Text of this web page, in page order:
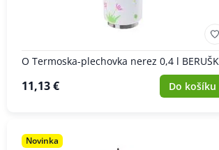
O Termoska-plechovka nerez 0,4 l
11,13 € Do košíku
Novinka